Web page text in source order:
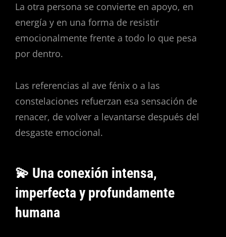
La otra persona se convierte en apoyo, en
energía y en una forma de resistir
emocionalmente frente a todo lo que pesa
por dentro.
Las referencias al ave fénix o a las
constelaciones refuerzan esa sensación de
renacer, de volver a levantarse después del
desgaste emocional.
💫 Una conexión intensa,
imperfecta y profundamente
humana